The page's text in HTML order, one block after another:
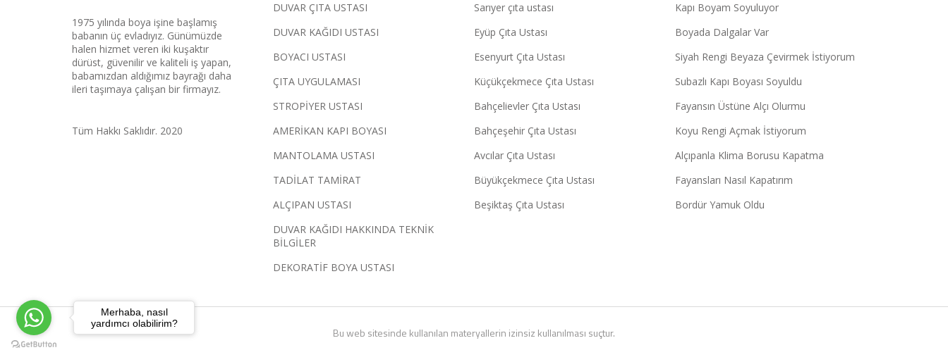
Kapı Boyam Soyuluyor
Boyada Dalgalar Var
Siyah Rengi Beyaza Çevirmek İstiyorum
Subazlı Kapı Boyası Soyuldu
Fayansın Üstüne Alçı Olurmu
Koyu Rengi Açmak İstiyorum
Alçıpanla Klima Borusu Kapatma
Fayansları Nasıl Kapatırım
Bordür Yamuk Oldu
Sarıyer çıta ustası
Eyüp Çıta Ustası
Esenyurt Çıta Ustası
Küçükçekmece Çıta Ustası
Bahçelievler Çıta Ustası
Bahçeşehir Çıta Ustası
Avcılar Çıta Ustası
Büyükçekmece Çıta Ustası
Beşiktaş Çıta Ustası
DUVAR ÇITA USTASI
DUVAR KAĞIDI USTASI
BOYACI USTASI
ÇITA UYGULAMASI
STROPİYER USTASI
AMERİKAN KAPI BOYASI
MANTOLAMA USTASI
TADİLAT TAMİRAT
ALÇIPAN USTASI
DUVAR KAĞIDI HAKKINDA TEKNİK
BİLGİLER
DEKORATİF BOYA USTASI
1975 yılında boya işine başlamış
babanın üç evladıyız. Günümüzde
halen hizmet veren iki kuşaktır
dürüst, güvenilir ve kaliteli iş yapan,
babamızdan aldığımız bayrağı daha
ileri taşımaya çalışan bir firmayız.
Tüm Hakkı Saklıdır. 2020
Bu web sitesinde kullanılan materyallerin izinsiz kullanılması suçtur.
Merhaba, nasıl
yardımcı olabilirim?